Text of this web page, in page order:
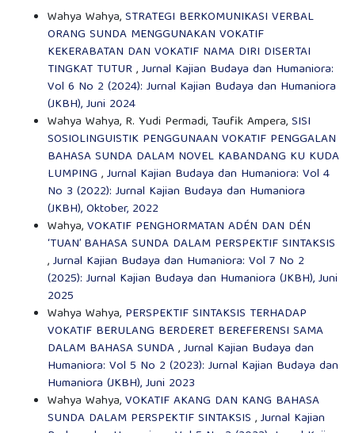
Wahya Wahya,STRATEGI BERKOMUNIKASI VERBAL
ORANG SUNDA MENGGUNAKAN VOKATIF
KEKERABATAN DAN VOKATIF NAMA DIRI DISERTAI
TINGKAT TUTUR,Jurnal Kajian Budaya dan Humaniora:
Vol 6 No 2 (2024): Jurnal Kajian Budaya dan Humaniora
(JKBH), Juni 2024
Wahya Wahya, R. Yudi Permadi, Taufik Ampera,SISI
SOSIOLINGUISTIK PENGGUNAAN VOKATIF PENGGALAN
BAHASA SUNDA DALAM NOVEL KABANDANG KU KUDA
LUMPING ,Jurnal Kajian Budaya dan Humaniora: Vol 4
No 3 (2022): Jurnal Kajian Budaya dan Humaniora
(JKBH), Oktober, 2022
Wahya,VOKATIF PENGHORMATAN ADÉN DAN DÉN
‘TUAN’ BAHASA SUNDA DALAM PERSPEKTIF SINTAKSIS
,Jurnal Kajian Budaya dan Humaniora: Vol 7 No 2
(2025): Jurnal Kajian Budaya dan Humaniora (JKBH), Juni
2025
Wahya Wahya, PERSPEKTIF SINTAKSIS TERHADAP
VOKATIF BERULANG BERDERET BEREFERENSI SAMA
DALAM BAHASA SUNDA,Jurnal Kajian Budaya dan
Humaniora: Vol 5 No 2 (2023): Jurnal Kajian Budaya dan
Humaniora (JKBH), Juni 2023
Wahya Wahya,VOKATIF AKANG DAN KANG BAHASA
SUNDA DALAM PERSPEKTIF SINTAKSIS ,Jurnal Kajian